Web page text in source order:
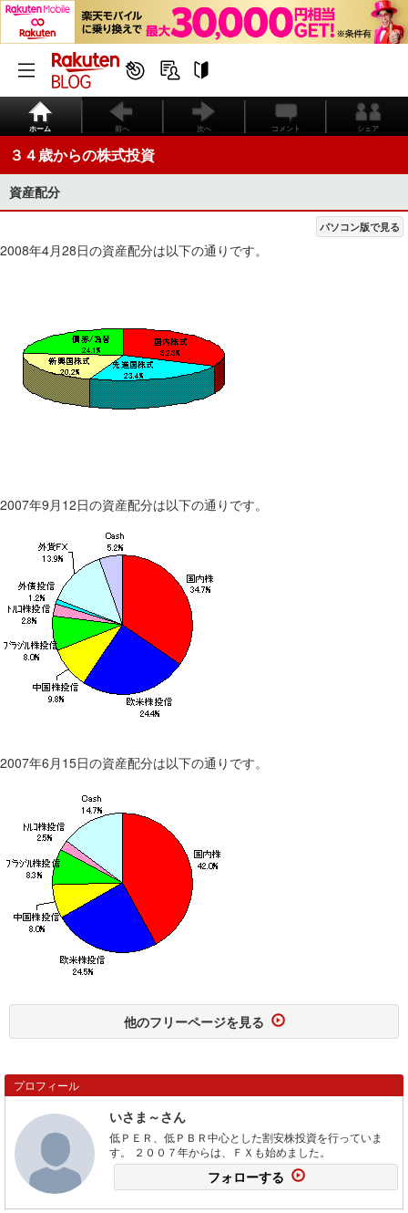
ホーム 前へ 次へ コメント シェア
３４歳からの株式投資
資産配分
パソコン版で見る
2008年4月28日の資産配分は以下の通りです。
2007年9月12日の資産配分は以下の通りです。
2007年6月15日の資産配分は以下の通りです。
他のフリーページを見る
プロフィール
いさま～さん
低ＰＥＲ、低ＰＢＲ中心とした割安株投資を行っていま
す。 ２００７年からは、ＦＸも始めました。
フォローする